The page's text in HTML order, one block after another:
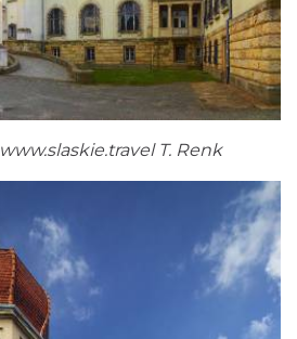
www.slaskie.travelT. Renk